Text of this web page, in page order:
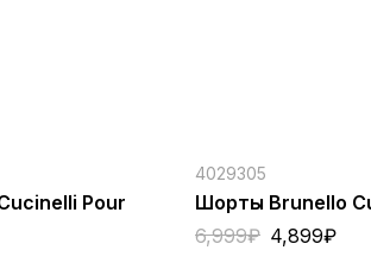
Pour
4029305
Шорты Brunello
6,999₽ 4,899₽